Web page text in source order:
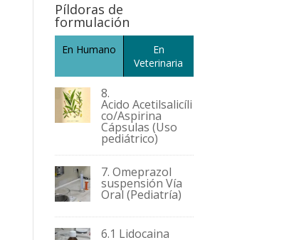
Píldoras de
formulación
En Humano
En
Veterinaria
8.
Acido Acetilsalicíli
co/Aspirina
Cápsulas (Uso
pediátrico)
7. Omeprazol
suspensión Vía
Oral (Pediatría)
6.1 Lidocaina